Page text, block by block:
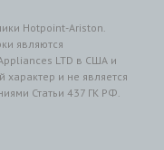
Hotpoint-Ariston.
являются
LTD в США и
и не является
Статьи 437 ГК РФ.